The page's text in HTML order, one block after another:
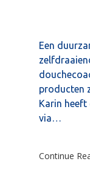
Een
producten
Karin heeft
via…
Continue